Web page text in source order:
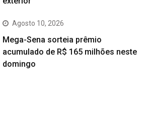
Agosto 10, 2026
Mega-Sena sorteia prêmio
acumulado de R$ 165 milhões neste
domingo